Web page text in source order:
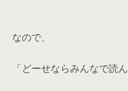
なので、
「どーせならみんなで読